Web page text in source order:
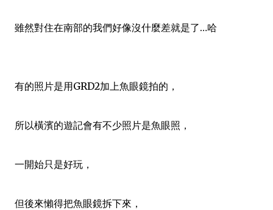
雖然對住在南部的我們好像沒什麼差就是了…哈
有的照片是用GRD2加上魚眼鏡拍的，
所以橫濱的遊記會有不少照片是魚眼照，
一開始只是好玩，
但後來懶得把魚眼鏡拆下來，